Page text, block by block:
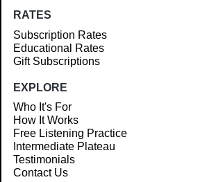
RATES
Subscription Rates
Educational Rates
Gift Subscriptions
EXPLORE
Who It's For
How It Works
Free Listening Practice
Intermediate Plateau
Testimonials
Contact Us